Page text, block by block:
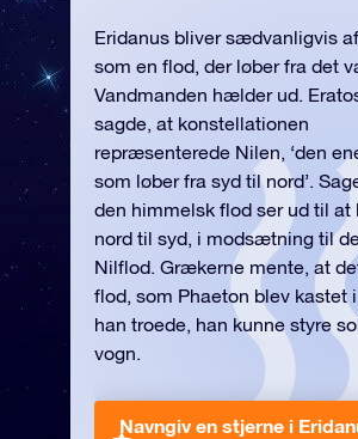
Eridanus bliver sædvanligvis
som en flod, der løber fra det
Vandmanden hælder ud.
sagde, at konstellationen
repræsenterede Nilen, ‘den
som løber fra syd til nord’.
den himmelsk flod ser ud til at
nord til syd, i modsætning til
Nilflod. Grækerne mente, at
flod, som Phaeton blev kastet
han troede, han kunne styre
vogn.
Navngiv en stjerne i